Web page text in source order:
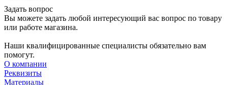
Задать вопрос
Вы можете задать любой интересующий вас вопрос по товару
или работе магазина.
Наши квалифицированные специалисты обязательно вам
помогут.
О компании
Реквизиты
Материалы